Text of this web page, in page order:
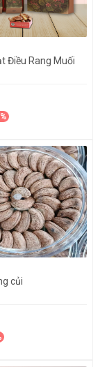
Điều Rang Muối
củi